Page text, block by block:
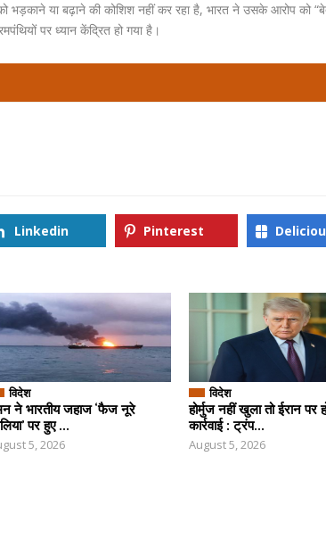
भड़काने या बढ़ाने की कोशिश नहीं कर रहा है, भारत ने उसके आरोप को
पर ध्यान केंद्रित हो गया है।
Linkedin Pinterest
विदेश
ने भारतीय जहाज ‘फैज नूरे
पर हुए ...
5, 2026
विदेश
होर्मुज नहीं खुला तो ईरान पर
कार्रवाई : ट्रंप...
August 5, 2026